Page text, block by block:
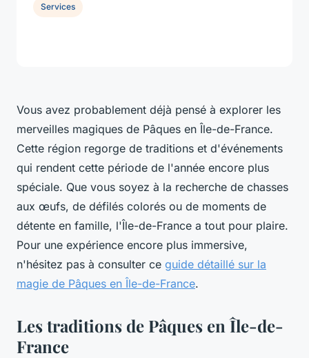
Vous avez probablement déjà pensé à explorer les
merveilles magiques de Pâques en Île-de-France.
Cette région regorge de traditions et d'événements
qui rendent cette période de l'année encore plus
spéciale. Que vous soyez à la recherche de chasses
aux œufs, de défilés colorés ou de moments de
détente en famille, l'Île-de-France a tout pour plaire.
Pour une expérience encore plus immersive,
n'hésitez pas à consulter ce guide détaillé sur la
magie de Pâques en Île-de-France.
Les traditions de Pâques en Île-de-
France
Services